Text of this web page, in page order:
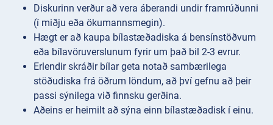
Diskurinn verður að vera áberandi undir framrúðunni
(í miðju eða ökumannsmegin).
Hægt er að kaupa bílastæðadiska á bensínstöðvum
eða bílavöruverslunum fyrir um það bil 2-3 evrur.
Erlendir skráðir bílar geta notað sambærilega
stöðudiska frá öðrum löndum, að því gefnu að þeir
passi sýnilega við finnsku gerðina.
Aðeins er heimilt að sýna einn bílastæðadisk í einu.